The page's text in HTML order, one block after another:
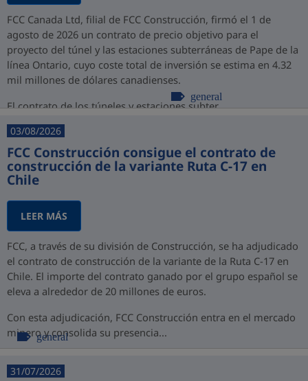
FCC Canada Ltd, filial de FCC Construcción, firmó el 1 de
agosto de 2026 un contrato de precio objetivo para el
proyecto del túnel y las estaciones subterráneas de Pape de la
línea Ontario, cuyo coste total de inversión se estima en 4.32
mil millones de dólares canadienses.
El contrato de los túneles y estaciones subter...
general
03/08/2026
FCC Construcción consigue el contrato de
construcción de la variante Ruta C-17 en
Chile
LEER MÁS
FCC, a través de su división de Construcción, se ha adjudicado
el contrato de construcción de la variante de la Ruta C-17 en
Chile. El importe del contrato ganado por el grupo español se
eleva a alrededor de 20 millones de euros.
Con esta adjudicación, FCC Construcción entra en el mercado
minero y consolida su presencia...
general
31/07/2026